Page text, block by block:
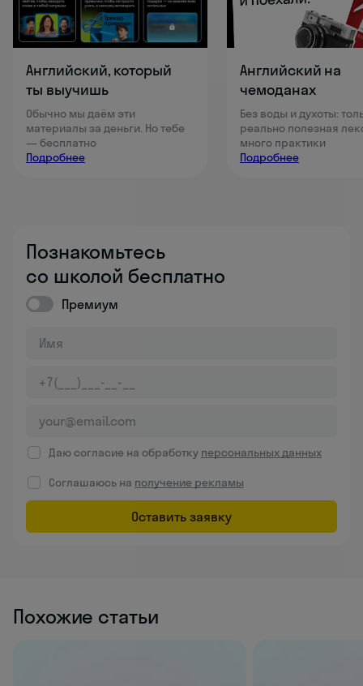
Английский, который
ты выучишь
Обычно мы даём эти
материалы за деньги. Но тебе
— бесплатно
Подробнее
Английский на
чемоданах
Без воды и духоты:
реально полезная
много практики
Подробнее
Познакомьтесь
со школой бесплатно
Премиум
Даю согласие на обработку персональных данных
Соглашаюсь на получение рекламы
Оставить заявку
Похожие статьи